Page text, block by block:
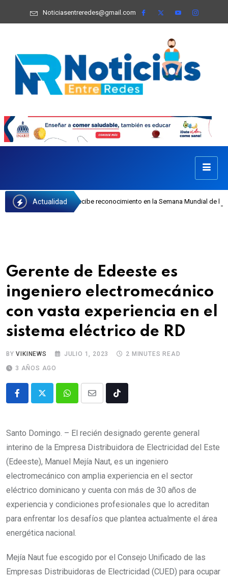
Noticiasentreredes@gmail.com
Actualidad
recibe reconocimiento en la Semana Mundial de la Lactancia Materna
Gerente de Edeeste es
ingeniero electromecánico
con vasta experiencia en el
sistema eléctrico de RD
BYVIKINEWS JULIO 1, 2023
2 MINUTES READ
3 AÑOS AGO
Santo Domingo. – El recién designado gerente general
interino de la Empresa Distribuidora de Electricidad del Este
(Edeeste), Manuel Mejía Naut, es un ingeniero
electromecánico con amplia experiencia en el sector
eléctrico dominicano y cuenta con más de 30 años de
experiencia y condiciones profesionales que lo acreditan
para enfrentar los desafíos que plantea actualmente el área
energética nacional.
Mejía Naut fue escogido por el Consejo Unificado de las
Empresas Distribuidoras de Electricidad (CUED) para ocupar